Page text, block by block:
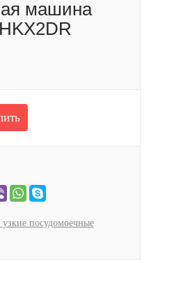
машина
посудомоечные